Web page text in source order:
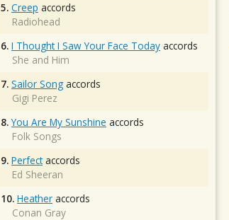
5. Creep accords
Radiohead
6. I Thought I Saw Your Face Today accords
She and Him
7. Sailor Song accords
Gigi Perez
8. You Are My Sunshine accords
Folk Songs
9. Perfectaccords
Ed Sheeran
10. Heather accords
Conan Gray